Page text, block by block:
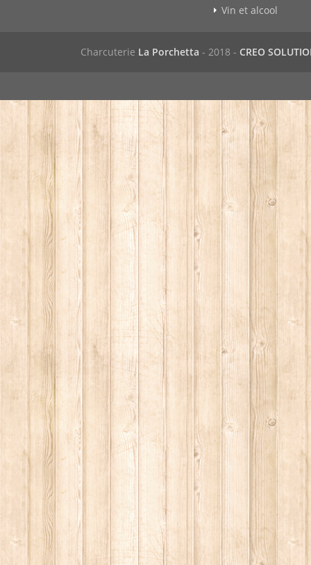
Vin et alcool
Charcuterie La Porchetta - 2018 - CREO